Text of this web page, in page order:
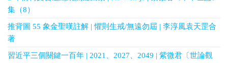
集（8）
推背圖 55 象金聖嘆註解 | 懼則生戒/無遠勿屆 | 李淳風袁天罡合
著
習近平三個關鍵一百年 | 2021、2027、2049 | 紫微君〔世論觀